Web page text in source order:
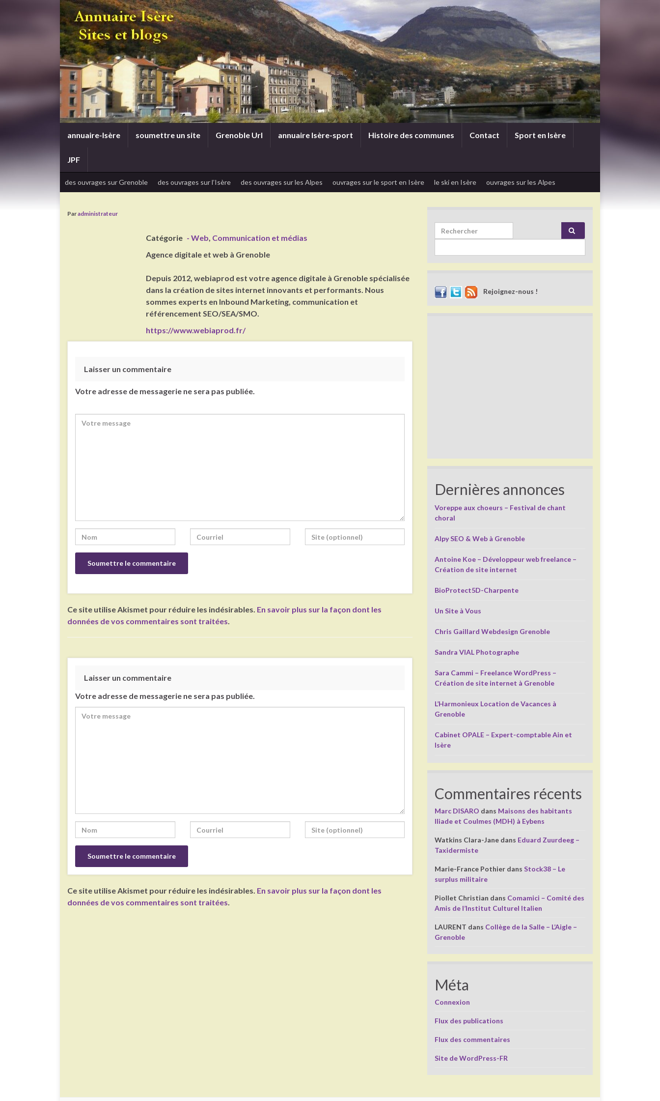
annuaire-Isère soumettre un site Grenoble Url annuaire Isère-sport Histoire des communes Contact Sport en Isère
JPF
des ouvrages sur Grenoble des ouvrages sur l’Isère des ouvrages sur les Alpes ouvrages sur le sport en Isère le ski en Isère ouvrages sur les Alpes
Paradministrateur
Catégorie - Web, Communication et médias
Agence digitale et web à Grenoble
Depuis 2012, webiaprod est votre agence digitale à Grenoble spécialisée
dans la création de sites internet innovants et performants. Nous
sommes experts en Inbound Marketing, communication et
référencement SEO/SEA/SMO.
https://www.webiaprod.fr/
Laisser un commentaire
Votre adresse de messagerie ne sera pas publiée.
Ce site utilise Akismet pour réduire les indésirables. En savoir plus sur la façon dont les
données de vos commentaires sont traitées.
Laisser un commentaire
Votre adresse de messagerie ne sera pas publiée.
Ce site utilise Akismet pour réduire les indésirables. En savoir plus sur la façon dont les
données de vos commentaires sont traitées.
Search for:
Rejoignez-nous !
Dernières annonces
Voreppe aux choeurs – Festival de chant
choral
Alpy SEO & Web à Grenoble
Antoine Koe – Développeur web freelance –
Création de site internet
BioProtect5D-Charpente
Un Site à Vous
Chris Gaillard Webdesign Grenoble
Sandra VIAL Photographe
Sara Cammi – Freelance WordPress –
Création de site internet à Grenoble
L’Harmonieux Location de Vacances à
Grenoble
Cabinet OPALE – Expert-comptable Ain et
Isère
Commentaires récents
Marc DISARO dans Maisons des habitants
Iliade et Coulmes (MDH) à Eybens
Watkins Clara-Jane dans Eduard Zuurdeeg –
Taxidermiste
Marie-France Pothier dansStock38 – Le
surplus militaire
Piollet Christian dans Comamici – Comité des
Amis de l’Institut Culturel Italien
LAURENT dans Collège de la Salle – L’Aigle –
Grenoble
Méta
Connexion
Flux des publications
Flux des commentaires
Site de WordPress-FR